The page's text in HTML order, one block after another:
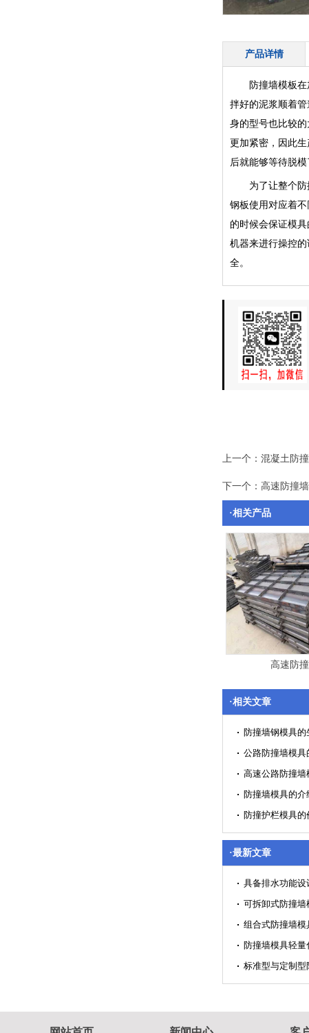
产品详情
防撞墙模板
拌好的泥浆顺着
身的型号也比较
更加紧密，因此
后就能够等待脱模
为了让整个
钢板使用对应着
的时候会保证模
机器来进行操控
全。
上一个： 混凝土防
下一个： 高速防撞
·相关产品
高速防
·相关文章
防撞墙钢模具
公路防撞墙模具
高速公路防撞墙
防撞墙模具的介
防撞护栏模具的
·最新文章
具备排水功能
可拆卸式防撞
组合式防撞墙
防撞墙模具轻
标准型与定制